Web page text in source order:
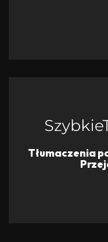
Tłumaczenia